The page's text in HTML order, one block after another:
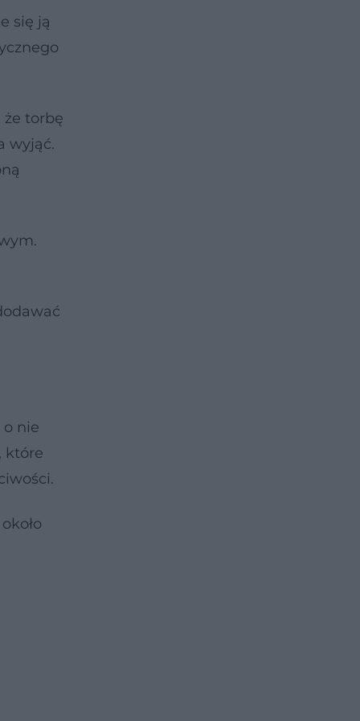
się ją
że torbę
wyjąć.
o nie
które